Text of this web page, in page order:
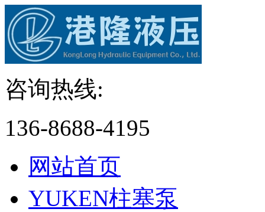
咨询热线:
136-8688-4195
网站首页
YUKEN柱塞泵